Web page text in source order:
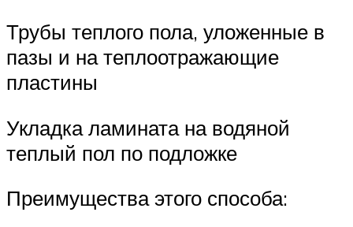
Трубы теплого пола, уложенные в
пазы и на теплоотражающие
пластины
Укладка ламината на водяной
теплый пол по подложке
Преимущества этого способа: